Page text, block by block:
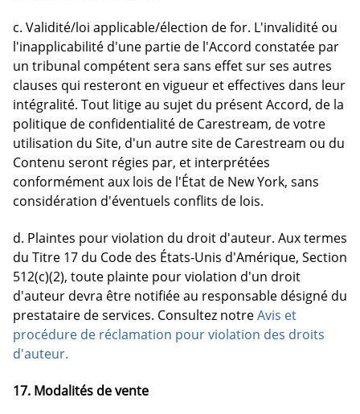
c. Validité/loi applicable/élection de for. L'invalidité ou
l'inapplicabilité d'une partie de l'Accord constatée par
un tribunal compétent sera sans effet sur ses autres
clauses qui resteront en vigueur et effectives dans leur
intégralité. Tout litige au sujet du présent Accord, de la
politique de confidentialité de Carestream, de votre
utilisation du Site, d'un autre site de Carestream ou du
Contenu seront régies par, et interprétées
conformément aux lois de l'État de New York, sans
considération d'éventuels conflits de lois.
d. Plaintes pour violation du droit d'auteur. Aux termes
du Titre 17 du Code des États-Unis d'Amérique, Section
512(c)(2), toute plainte pour violation d'un droit
d'auteur devra être notifiée au responsable désigné du
prestataire de services. Consultez notreAvis et
procédure de réclamation pour violation des droits
d'auteur.
17. Modalités de vente